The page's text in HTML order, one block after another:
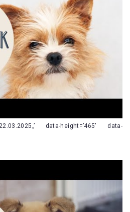
data-height=’465′ data-